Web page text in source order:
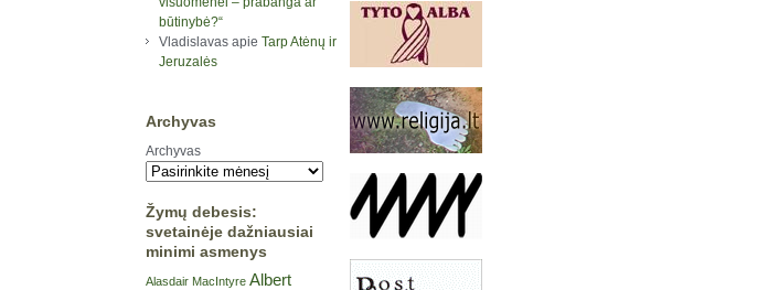
būtinybė?“
Vladislavas apie Tarp Atėnų ir
Jeruzalės
Archyvas
Archyvas
Žymų debesis:
svetainėje dažniausiai
minimi asmenys
Alasdair MacIntyre Albert